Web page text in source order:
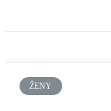
ŽENY